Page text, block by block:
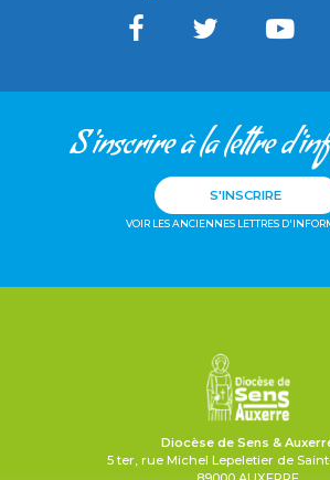
S'inscrire à la lettre
S'INSCRIRE
VOIR LES ANCIENNES LETTRES
Diocèse de Sens &
5 ter, rue Michel Lepeletier de